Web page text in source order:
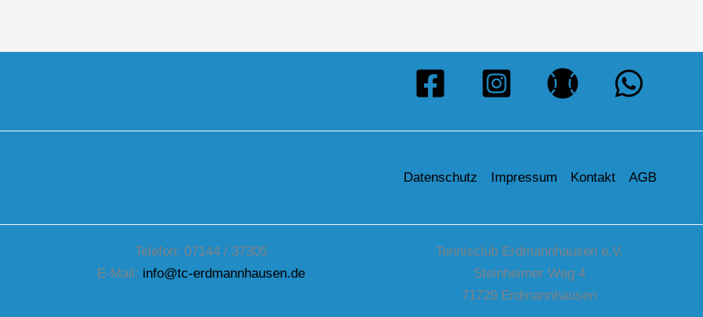
Datenschutz Impressum Kontakt AGB
Telefon: 07144 / 37305
E-Mail: info@tc-erdmannhausen.de
Tennisclub Erdmannhausen e.V.
Steinheimer Weg 4
71729 Erdmannhausen